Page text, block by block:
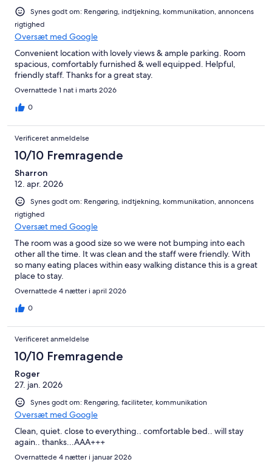
Synes godt om: Rengøring, indtjekning, kommunikation, annoncens
rigtighed
Oversæt med Google
Convenient location with lovely views & ample parking. Room
spacious, comfortably furnished & well equipped. Helpful,
friendly staff. Thanks for a great stay.
Overnattede 1 nat i marts 2026
0
Verificeret anmeldelse
10/10 Fremragende
Sharron
12. apr. 2026
Synes godt om: Rengøring, indtjekning, kommunikation, annoncens
rigtighed
Oversæt med Google
The room was a good size so we were not bumping into each
other all the time. It was clean and the staff were friendly. With
so many eating places within easy walking distance this is a great
place to stay.
Overnattede 4 nætter i april 2026
0
Verificeret anmeldelse
10/10 Fremragende
Roger
27. jan. 2026
Synes godt om: Rengøring, faciliteter, kommunikation
Oversæt med Google
Clean, quiet. close to everything.. comfortable bed.. will stay
again.. thanks...AAA+++
Overnattede 4 nætter i januar 2026